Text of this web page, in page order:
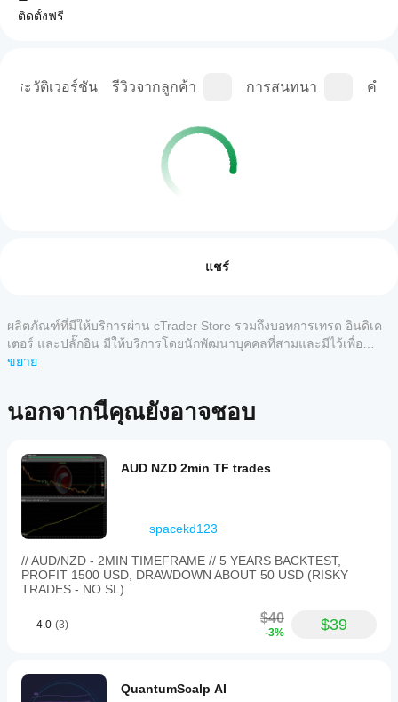
ประวัติเวอร์ชัน รีวิวจากลูกค้า การสนทนา คำถ
designed
for
market
product
minimal,
indicating
it
is
test
version
without
detailed
functionality
or
markets
include
รีวิวจากลูกค้า
ยังไม่มี
รีวิว
ตภัณฑ์
นี้ หาก
คยลอง
ล้ว ขอ
เป็นคน
อกคน
อื่น!
ติดตั้ง ให้
เริ่มอินส
คลาวด์
เครื่อง ของ
cBot
แอป
cTrader
ใดบ้าง
cBots?
ทั้งหมด
รองรับ
การ
cBots บน
คลาวด์
ในขณะที่
มีเพียง
Windows
ทดสอบ
ประสิทธิภาพ
ของ cBot ได้
อย่างไร?
รัน cBot
ทดลองที่
สะอาด
(ไม่มีเทรด
และ
ของมัน
เมื่อเวลา
ฉันควรเพิ่ม
ประสิทธิภาพ
การตั้งค่า
cBot เพื่อ
ขึ้นหรือไม่?
พารามิเตอร์
แชร์
ผลิตภัณฑ์ที่มีให้บริการผ่าน cTrader Store รวมถึงบอทการเทรด อินดิเค
เตอร์ และปลั๊กอิน มีให้บริการโดยนักพัฒนาบุคคลที่สามและมีไว้เพื่อ
วัตถุประสงค์ในการเข้าถึงข้อมูลและทางเทคนิคเท่านั้น cTrader Store
หรือการรับประกันผลการดำเนินงานในอนาคต
ขยาย
นอกจากนี้คุณยังอาจชอบ
AUD NZD 2min TF trades
spacekd123
// AUD/NZD - 2MIN TIMEFRAME // 5 YEARS BACKTEST,
PROFIT 1500 USD, DRAWDOWN ABOUT 50 USD (RISKY
TRADES - NO SL)
4.0 (3) $40
-3% $39
QuantumScalp AI
ติดตั้งฟรี